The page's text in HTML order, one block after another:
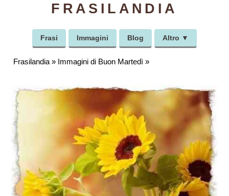
FRASILANDIA
Frasi Immagini Blog Altro ▼
Frasilandia » Immagini di Buon Martedì »